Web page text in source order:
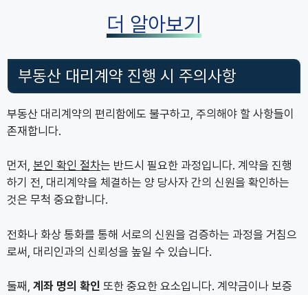
더 알아보기
부동산 대리계약 진행 시 주의사항
부동산 대리계약의 편리함에도 불구하고, 주의해야 할 사항들이
존재합니다.
먼저, 본인 확인 절차는 반드시 필요한 과정입니다. 계약을 진행
하기 전, 대리계약을 체결하는 양 당사자 간의 신원을 확인하는
것은 무척 중요합니다.
전화나 화상 통화를 통해 서로의 신원을 검증하는 과정을 거침으
로써, 대리인과의 신뢰성을 높일 수 있습니다.
둘째, 계좌 명의 확인 또한 중요한 요소입니다. 계약금이나 보증